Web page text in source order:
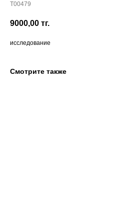
T00479
9000,00 тг.
исследование
Смотрите также